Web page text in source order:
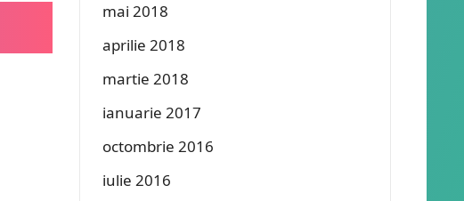
mai 2018
aprilie 2018
martie 2018
ianuarie 2017
octombrie 2016
iulie 2016